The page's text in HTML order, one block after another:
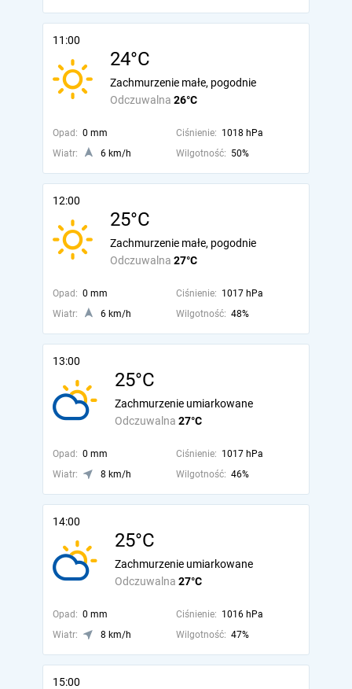
11:00
24°C
Odczuwalna 26°C
Zachmurzenie małe, pogodnie
Opad: 0 mm Ciśnienie: 1018 hPa
Wiatr:
6 km/h Wilgotność: 50%
12:00
25°C
Odczuwalna 27°C
Zachmurzenie małe, pogodnie
Opad: 0 mm Ciśnienie: 1017 hPa
Wiatr:
6 km/h Wilgotność: 48%
13:00
25°C
Odczuwalna 27°C
Zachmurzenie umiarkowane
Opad: 0 mm Ciśnienie: 1017 hPa
Wiatr:
8 km/h Wilgotność: 46%
14:00
25°C
Odczuwalna 27°C
Zachmurzenie umiarkowane
Opad: 0 mm Ciśnienie: 1016 hPa
Wiatr:
8 km/h Wilgotność: 47%
15:00